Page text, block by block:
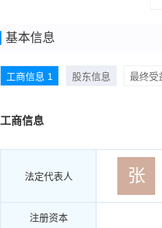
基本信息
工商信息 1 股东信息 最终受
工商信息
法定代表人 张
注册资本